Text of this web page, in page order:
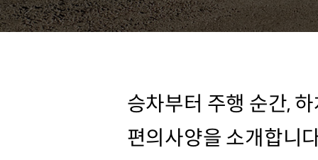
승차부터 주행 순간,
편의사양을 소개합니